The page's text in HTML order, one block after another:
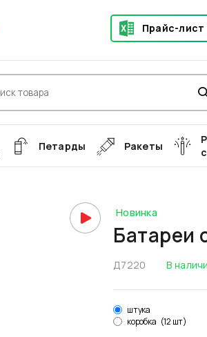
Прайс-лист
Петарды Ракеты
Новинка
Батареи
Д7220 В
штука
коробка (12 шт)